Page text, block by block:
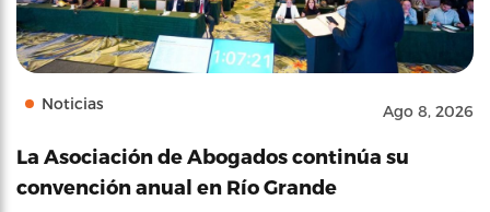
Noticias Ago 8, 2026
La Asociación de Abogados continúa su
convención anual en Río Grande